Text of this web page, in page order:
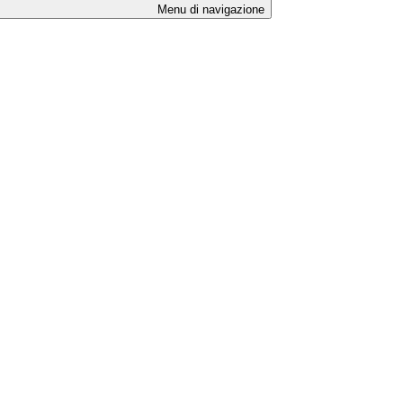
Menu di navigazione